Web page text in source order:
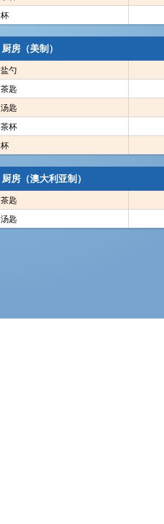
杯
厨房（美制）
盐勺
茶匙
汤匙
茶杯
杯
厨房（澳大利亚制）
茶匙
汤匙